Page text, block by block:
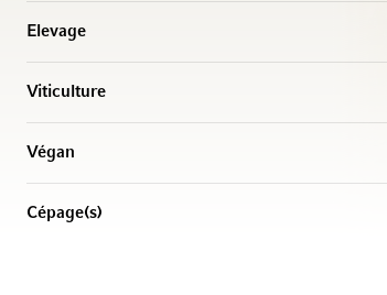
Elevage
Viticulture
Végan
Cépage(s)